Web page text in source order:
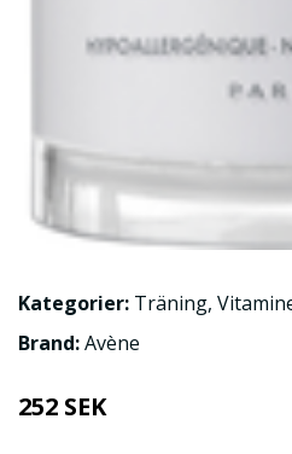
Kategorier: Träning,
Brand:Avène
252 SEK